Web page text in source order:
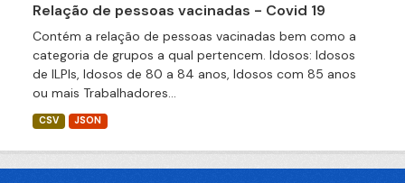
Relação de pessoas vacinadas - Covid 19
Contém a relação de pessoas vacinadas bem como a
categoria de grupos a qual pertencem. Idosos: Idosos
de ILPIs, Idosos de 80 a 84 anos, Idosos com 85 anos
ou mais Trabalhadores...
CSV JSON